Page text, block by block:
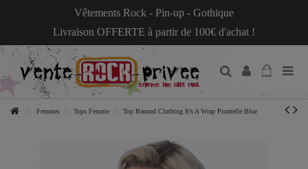
Vêtements Rock - Pin-up - Gothique
Livraison OFFERTE à partir de 100€ d'achat !
Femmes Tops Femme Top Banned Clothing It’s A Wrap Piontelle Blue